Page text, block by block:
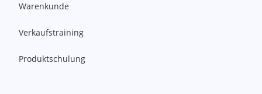
Warenkunde
Verkaufstraining
Produktschulung